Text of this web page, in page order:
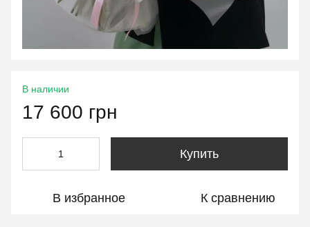
В наличии
17 600 грн
Купить
В избранное К сравнению